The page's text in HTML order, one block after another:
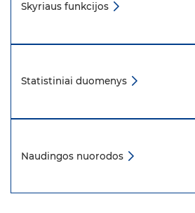
Skyriaus funkcijos
Statistiniai duomenys
Naudingos nuorodos